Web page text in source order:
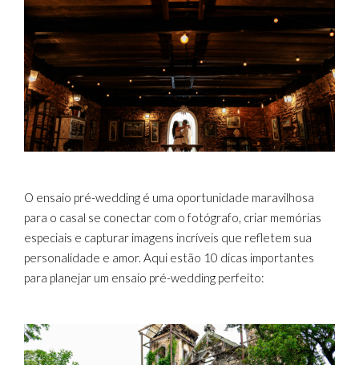
O ensaio pré-wedding é uma oportunidade maravilhosa
para o casal se conectar com o fotógrafo, criar memórias
especiais e capturar imagens incríveis que refletem sua
personalidade e amor. Aqui estão 10 dicas importantes
para planejar um ensaio pré-wedding perfeito: